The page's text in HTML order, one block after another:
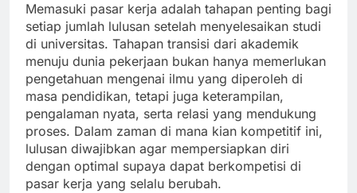
Memasuki pasar kerja adalah tahapan penting bagi
setiap jumlah lulusan setelah menyelesaikan studi
di universitas. Tahapan transisi dari akademik
menuju dunia pekerjaan bukan hanya memerlukan
pengetahuan mengenai ilmu yang diperoleh di
masa pendidikan, tetapi juga keterampilan,
pengalaman nyata, serta relasi yang mendukung
proses. Dalam zaman di mana kian kompetitif ini,
lulusan diwajibkan agar mempersiapkan diri
dengan optimal supaya dapat berkompetisi di
pasar kerja yang selalu berubah.